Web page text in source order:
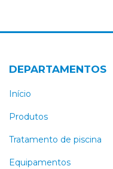
DEPARTAMENTOS
Início
Produtos
Tratamento de piscina
Equipamentos